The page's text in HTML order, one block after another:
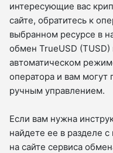
интересующие вас
сайте, обратитесь к
выбранном ресурсе в
обмен TrueUSD (TUSD)
автоматическом
оператора и вам
ручным управлением.
Если вам нужна
найдете ее в разделе
на сайте сервиса